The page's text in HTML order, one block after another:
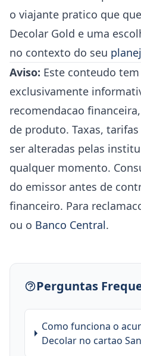
o viajante pratico que
Decolar Gold e uma
no contexto do seu
Aviso: Este conteudo
exclusivamente
recomendacao
de produto. Taxas,
ser alteradas pelas
qualquer momento.
do emissor antes de
financeiro. Para
ou o Banco Central.
Perguntas
Como funciona o
Decolar no cartao